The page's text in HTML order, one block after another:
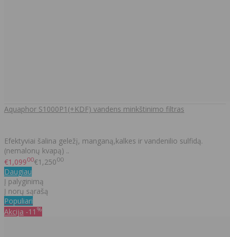
Aquaphor S1000P1(+KDF) vandens minkštinimo filtras
Efektyviai šalina geležį, manganą,kalkes ir vandenilio sulfidą.
(nemalonų kvapą) ..
€1,09900€1,25000
Daugiau
Į palyginimą
Į norų sąrašą
Populiari
Akcija -11 %